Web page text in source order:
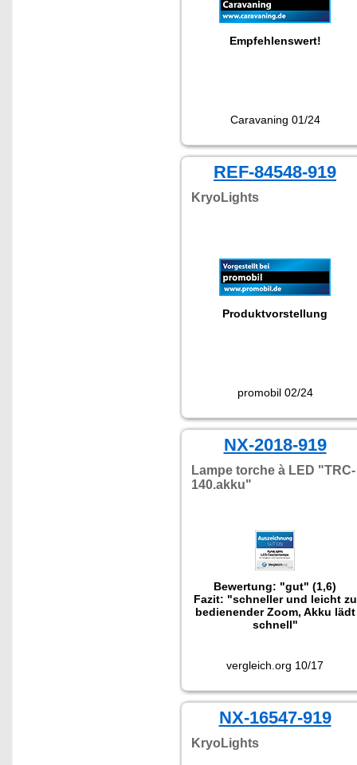
Empfehlenswert!
Caravaning 01/24
REF-84548-919
KryoLights
Produktvorstellung
promobil 02/24
NX-2018-919
Lampe torche à LED "TRC-
140.akku"
Bewertung: "gut" (1,6)
Fazit: "schneller und leicht zu
bedienender Zoom, Akku lädt
schnell"
vergleich.org 10/17
NX-16547-919
KryoLights